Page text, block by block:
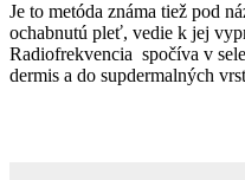
Je to metóda známa tiež pod
ochabnutú pleť, vedie k jej
Radiofrekvencia spočíva v
dermis a do supdermalných